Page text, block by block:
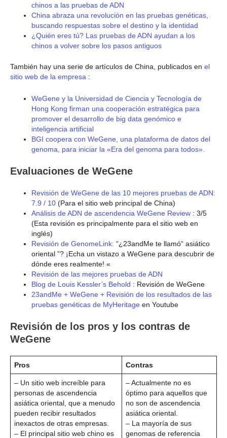
chinos a las pruebas de ADN
China abraza una revolución en las pruebas genéticas,
buscando respuestas sobre el destino y la identidad
¿Quién eres tú? Las pruebas de ADN ayudan a los
chinos a volver sobre los pasos antiguos
También hay una serie de artículos de China, publicados en el
sitio web de la empresa :
WeGene y la Universidad de Ciencia y Tecnología de
Hong Kong firman una cooperación estratégica para
promover el desarrollo de big data genómico e
inteligencia artificial
BGI coopera con WeGene, una plataforma de datos del
genoma, para iniciar la «Era del genoma para todos».
Evaluaciones de WeGene
Revisión de WeGene de las 10 mejores pruebas de ADN:
7.9 / 10 (Para el sitio web principal de China)
Análisis de ADN de ascendencia WeGene Review : 3/5
(Esta revisión es principalmente para el sitio web en
inglés)
Revisión de GenomeLink: “¿23andMe te llamó“ asiático
oriental ”? ¡Echa un vistazo a WeGene para descubrir de
dónde eres realmente! «
Revisión de las mejores pruebas de ADN
Blog de Louis Kessler’s Behold : Revisión de WeGene
23andMe + WeGene + Revisión de los resultados de las
pruebas genéticas de MyHeritage en Youtube
Revisión de los pros y los contras de
WeGene
Pros Contras
– Un sitio web increíble para
personas de ascendencia
asiática oriental, que a menudo
pueden recibir resultados
inexactos de otras empresas.
– El principal sitio web chino es
– Actualmente no es
óptimo para aquellos que
no son de ascendencia
asiática oriental.
– La mayoría de sus
genomas de referencia